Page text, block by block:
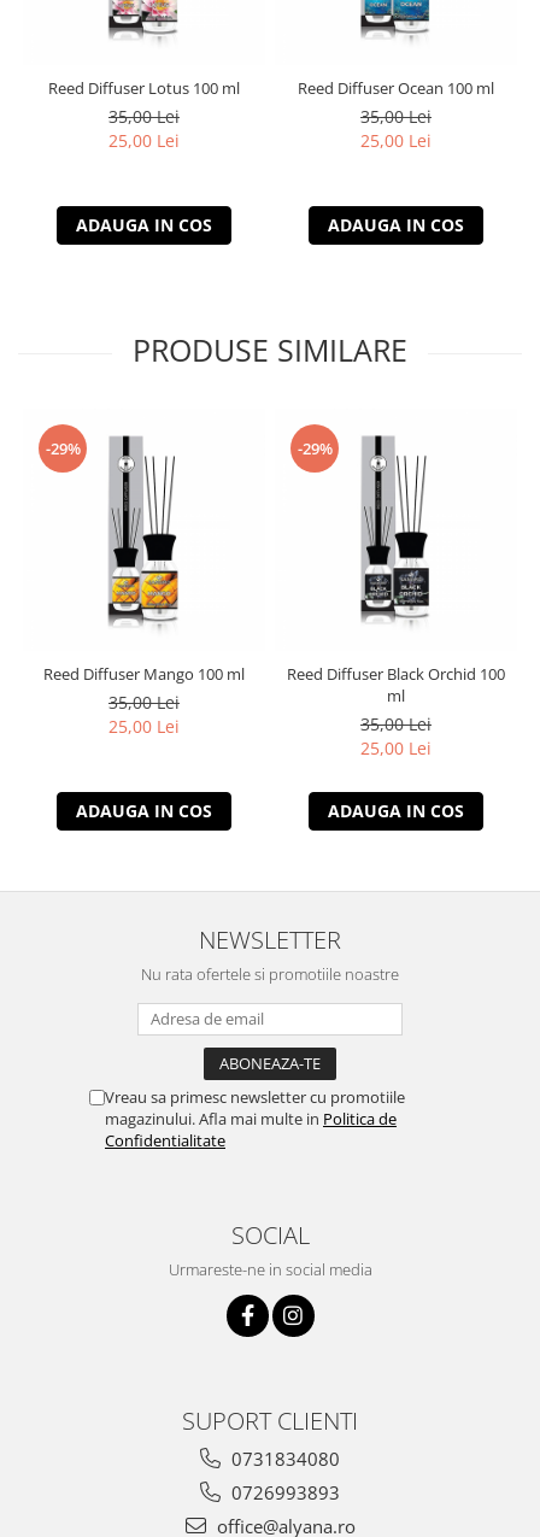
Reed Diffuser Lotus 100 ml
35,00 Lei
25,00 Lei
ADAUGA IN COS
Reed Diffuser Ocean 100 ml
35,00 Lei
25,00 Lei
ADAUGA IN COS
PRODUSE SIMILARE
-29%
Reed Diffuser Mango 100 ml
35,00 Lei
25,00 Lei
ADAUGA IN COS
-29%
Reed Diffuser Black Orchid 100
ml
35,00 Lei
25,00 Lei
ADAUGA IN COS
NEWSLETTER
Nu rata ofertele si promotiile noastre
Vreau sa primesc newsletter cu promotiile
magazinului. Afla mai multe in Politica de
Confidentialitate
SOCIAL
Urmareste-ne in social media
SUPORT CLIENTI
0731834080
0726993893
office@alyana.ro